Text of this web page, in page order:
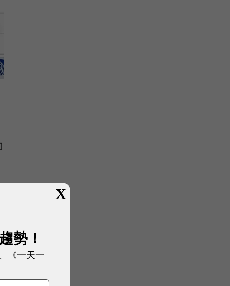
X
勢！
《一天一